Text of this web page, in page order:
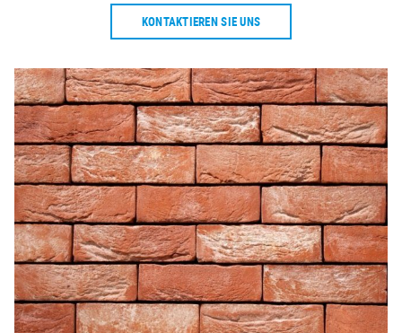
KONTAKTIEREN SIE UNS